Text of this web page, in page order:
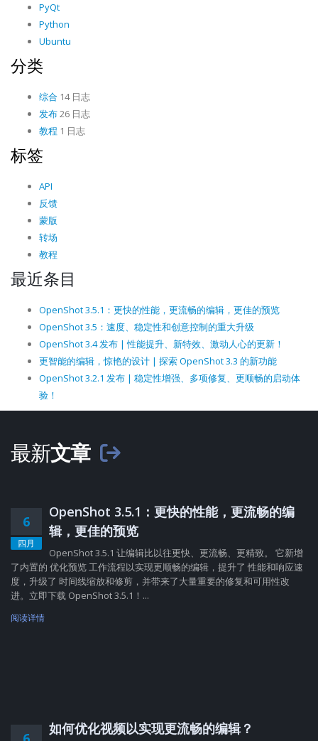
PyQt
Python
Ubuntu
分类
综合 14 日志
发布26 日志
教程 1 日志
标签
API
反馈
蒙版
转场
教程
最近条目
OpenShot 3.5.1：更快的性能，更流畅的编辑，更佳的预览
OpenShot 3.5：速度、稳定性和创意控制的重大升级
OpenShot 3.4 发布 | 性能提升、新特效、激动人心的更新！
更智能的编辑，惊艳的设计 | 探索 OpenShot 3.3 的新功能
OpenShot 3.2.1 发布 | 稳定性增强、多项修复、更顺畅的启动体
验！
最新文章
6
四月
OpenShot 3.5.1：更快的性能，更流畅的编
辑，更佳的预览
OpenShot 3.5.1 让编辑比以往更快、更流畅、更精致。 它新增
了内置的 优化预览 工作流程以实现更顺畅的编辑，提升了 性能和响应速
度，升级了 时间线缩放和修剪，并带来了大量重要的修复和可用性改
进。立即下载 OpenShot 3.5.1！...
阅读详情
如何优化视频以实现更流畅的编辑？